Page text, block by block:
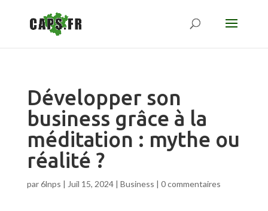
Développer son
business grâce à la
méditation : mythe ou
réalité ?
par6lnps | Juil 15, 2024| Business | 0 commentaires